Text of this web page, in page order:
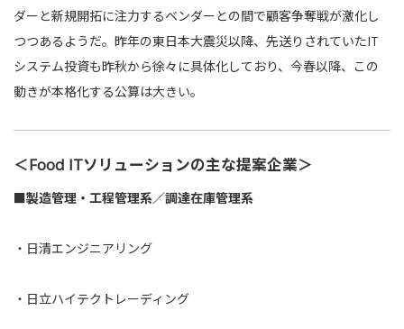
ダーと新規開拓に注力するベンダーとの間で顧客争奪戦が激化し
つつあるようだ。昨年の東日本大震災以降、先送りされていたIT
システム投資も昨秋から徐々に具体化しており、今春以降、この
動きが本格化する公算は大きい。
＜Food ITソリューションの主な提案企業＞
■製造管理・工程管理系／調達在庫管理系
・ 日清エンジニアリング
・ 日立ハイテクトレーディング